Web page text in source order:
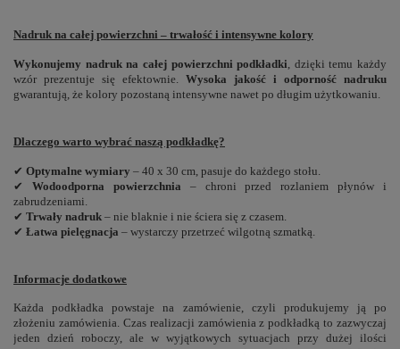
Nadruk na całej powierzchni – trwałość i intensywne kolory
Wykonujemy nadruk na całej powierzchni podkładki, dzięki temu każdy
wzór prezentuje się efektownie. Wysoka jakość i odporność nadruku
gwarantują, że kolory pozostaną intensywne nawet po długim użytkowaniu.
Dlaczego warto wybrać naszą podkładkę?
✔ Optymalne wymiary – 40 x 30 cm, pasuje do każdego stołu.
✔ Wodoodporna powierzchnia – chroni przed rozlaniem płynów i
zabrudzeniami.
✔ Trwały nadruk – nie blaknie i nie ściera się z czasem.
✔ Łatwa pielęgnacja – wystarczy przetrzeć wilgotną szmatką.
Informacje dodatkowe
Każda podkładka powstaje na zamówienie, czyli produkujemy ją po
złożeniu zamówienia. Czas realizacji zamówienia z podkładką to zazwyczaj
jeden dzień roboczy, ale w wyjątkowych sytuacjach przy dużej ilości